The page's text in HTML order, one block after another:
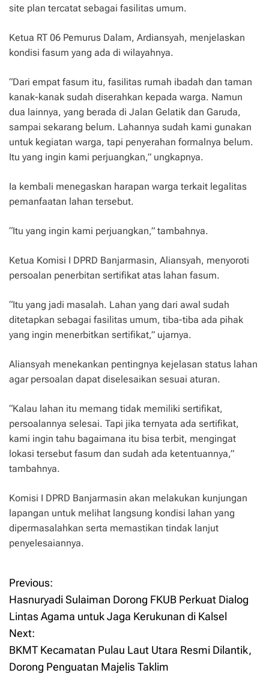
site plan tercatat sebagai fasilitas umum.
Ketua RT 06 Pemurus Dalam, Ardiansyah, menjelaskan
kondisi fasum yang ada di wilayahnya.
“Dari empat fasum itu, fasilitas rumah ibadah dan taman
kanak-kanak sudah diserahkan kepada warga. Namun
dua lainnya, yang berada di Jalan Gelatik dan Garuda,
sampai sekarang belum. Lahannya sudah kami gunakan
untuk kegiatan warga, tapi penyerahan formalnya belum.
Itu yang ingin kami perjuangkan,” ungkapnya.
Ia kembali menegaskan harapan warga terkait legalitas
pemanfaatan lahan tersebut.
“Itu yang ingin kami perjuangkan,” tambahnya.
Ketua Komisi I DPRD Banjarmasin, Aliansyah, menyoroti
persoalan penerbitan sertifikat atas lahan fasum.
“Itu yang jadi masalah. Lahan yang dari awal sudah
ditetapkan sebagai fasilitas umum, tiba-tiba ada pihak
yang ingin menerbitkan sertifikat,” ujarnya.
Aliansyah menekankan pentingnya kejelasan status lahan
agar persoalan dapat diselesaikan sesuai aturan.
“Kalau lahan itu memang tidak memiliki sertifikat,
persoalannya selesai. Tapi jika ternyata ada sertifikat,
kami ingin tahu bagaimana itu bisa terbit, mengingat
lokasi tersebut fasum dan sudah ada ketentuannya,”
tambahnya.
Komisi I DPRD Banjarmasin akan melakukan kunjungan
lapangan untuk melihat langsung kondisi lahan yang
dipermasalahkan serta memastikan tindak lanjut
penyelesaiannya.
P
o
s
t
Previous:
Hasnuryadi Sulaiman Dorong FKUB Perkuat Dialog
Lintas Agama untuk Jaga Kerukunan di Kalsel
Next:
BKMT Kecamatan Pulau Laut Utara Resmi Dilantik,
Dorong Penguatan Majelis Taklim